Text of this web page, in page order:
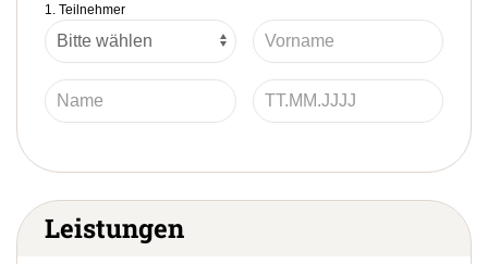
1. Teilnehmer
Leistungen